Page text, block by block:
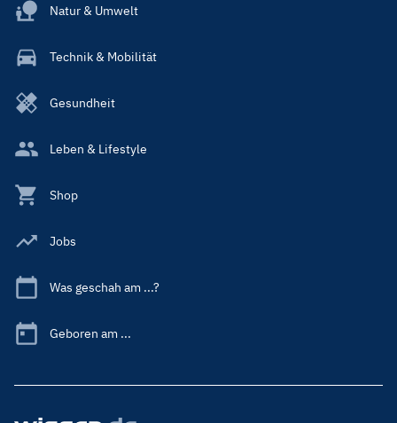
Natur & Umwelt
Technik & Mobilität
Gesundheit
Leben & Lifestyle
Shop
Jobs
Was geschah am ...?
Geboren am ...